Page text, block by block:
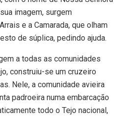
imagem, surgem
e a Camarada, que olham
de súplica, pedindo ajuda.
a todas as comunidades
construiu-se um cruzeiro
Nele, a comunidade avieira
padroeira numa embarcação
todo o Tejo nacional,